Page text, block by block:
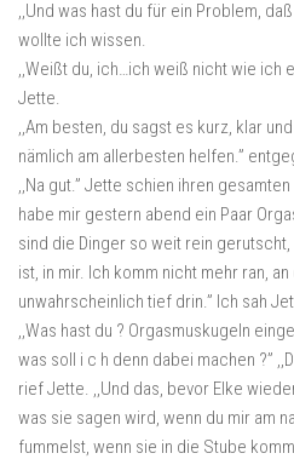
,,Und was hast du für ein Problem,
wollte ich wissen.
,,Weißt du, ich…ich weiß nicht wie ich
Jette.
,,Am besten, du sagst es kurz, klar
nämlich am allerbesten helfen.”
,,Na gut.” Jette schien ihren
habe mir gestern abend ein Paar
sind die Dinger so weit rein
ist, in mir. Ich komm nicht mehr ran,
unwahrscheinlich tief drin.” Ich sah
,,Was hast du ? Orgasmuskugeln
was soll i c h denn dabei machen ?”
rief Jette. ,,Und das, bevor Elke
was sie sagen wird, wenn du mir am
fummelst, wenn sie in die Stube